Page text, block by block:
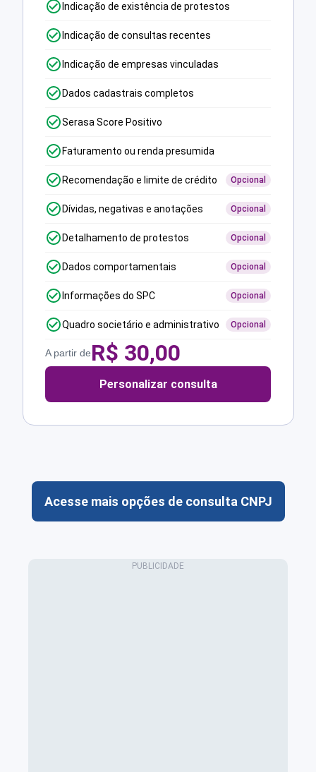
Indicação de existência de protestos
Indicação de consultas recentes
Indicação de empresas vinculadas
Dados cadastrais completos
Serasa Score Positivo
Faturamento ou renda presumida
Recomendação e limite de crédito Opcional
Dívidas, negativas e anotações Opcional
Detalhamento de protestos Opcional
Dados comportamentais Opcional
Informações do SPC Opcional
Quadro societário e administrativo Opcional
A partir deR$ 30,00
Personalizar consulta
Acesse mais opções de consulta CNPJ